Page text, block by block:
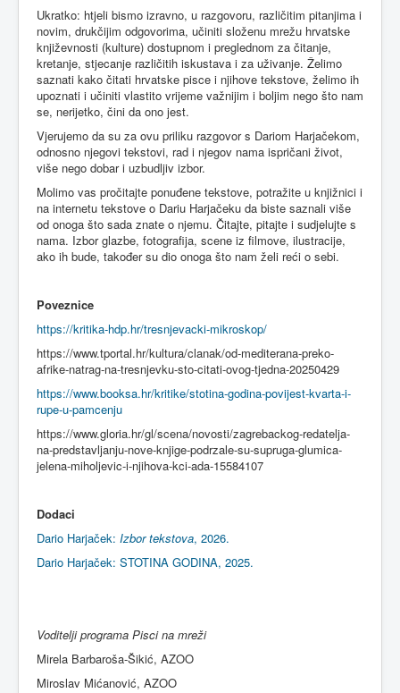
Ukratko: htjeli bismo izravno, u razgovoru, različitim pitanjima i
novim, drukčijim odgovorima, učiniti složenu mrežu hrvatske
književnosti (kulture) dostupnom i preglednom za čitanje,
kretanje, stjecanje različitih iskustava i za uživanje. Želimo
saznati kako čitati hrvatske pisce i njihove tekstove, želimo ih
upoznati i učiniti vlastito vrijeme važnijim i boljim nego što nam
se, nerijetko, čini da ono jest.
Vjerujemo da su za ovu priliku razgovor s Dariom Harjačekom,
odnosno njegovi tekstovi, rad i njegov nama ispričani život,
više nego dobar i uzbudljiv izbor.
Molimo vas pročitajte ponuđene tekstove, potražite u knjižnici i
na internetu tekstove o Dariu Harjačeku da biste saznali više
od onoga što sada znate o njemu. Čitajte, pitajte i sudjelujte s
nama. Izbor glazbe, fotografija, scene iz filmove, ilustracije,
ako ih bude, također su dio onoga što nam želi reći o sebi.
Poveznice
https://kritika-hdp.hr/tresnjevacki-mikroskop/
https://www.tportal.hr/kultura/clanak/od-mediterana-preko-
afrike-natrag-na-tresnjevku-sto-citati-ovog-tjedna-20250429
https://www.booksa.hr/kritike/stotina-godina-povijest-kvarta-i-
rupe-u-pamcenju
https://www.gloria.hr/gl/scena/novosti/zagrebackog-redatelja-
na-predstavljanju-nove-knjige-podrzale-su-supruga-glumica-
jelena-miholjevic-i-njihova-kci-ada-15584107
Dodaci
Dario Harjaček: Izbor tekstova, 2026.
Dario Harjaček: STOTINA GODINA, 2025.
Voditelji programa Pisci na mreži
Mirela Barbaroša-Šikić, AZOO
Miroslav Mićanović, AZOO